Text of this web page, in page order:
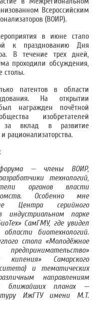
Всероссийским
(ВОИР).
в июне стало
к празднованию Дня
В течение трех дней,
проходили обсуждения,
столы.
патентов в области
На открытии
награжден почётной
изобретателей
за вклад в развитие
рационализаторства.
— члены ВОИР,
технологий,
органов власти
Особенно мне
Центра серийного
индустриальном парке
СамГМУ, где увидел
биотехнологий.
стола «Молодёжное
Самарского
и тематических
направлениям
ближайших планах —
ИжГТУ имени М.Т.